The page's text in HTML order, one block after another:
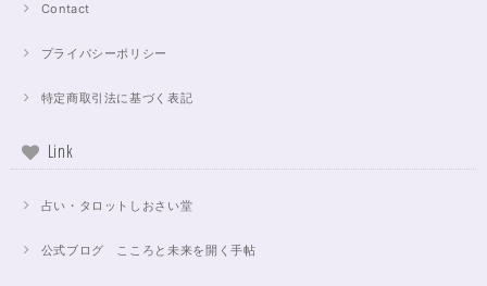
Contact
プライバシーポリシー
特定商取引法に基づく表記
Link
占い・タロットしおさい堂
公式ブログ こころと未来を開く手帖